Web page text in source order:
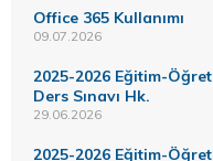
Office 365 Kullanımı
09.07.2026
2025-2026 Eğitim-
Ders Sınavı Hk.
29.06.2026
2025-2026 Eğitim-